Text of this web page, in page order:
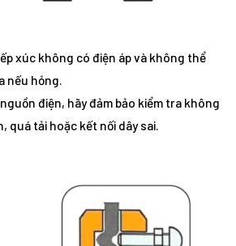
xúc không có điện áp và không thể
nếu hỏng.
điện, hãy đảm bảo kiểm tra không
quá tải hoặc kết nối dây sai.